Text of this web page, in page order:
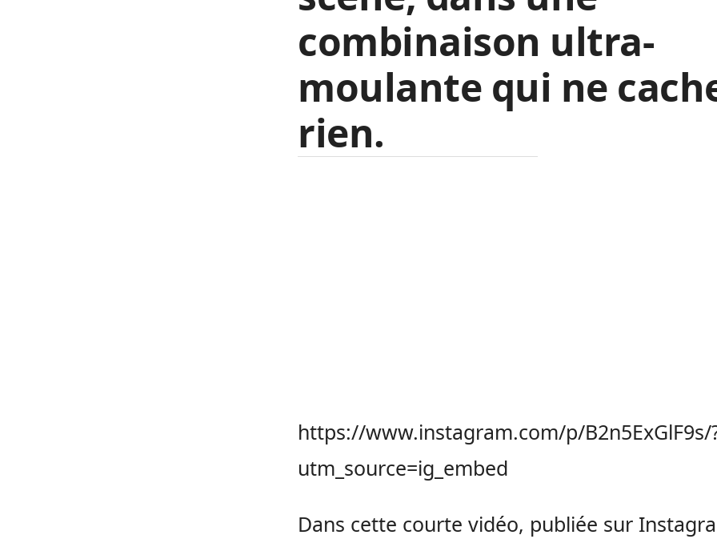
combinaison ultra-
moulante qui ne
rien.
https://www.instagram.com/p/B2n5ExGlF9s/
utm_source=ig_embed
Dans cette courte vidéo, publiée sur